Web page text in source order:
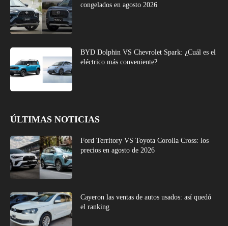
congelados en agosto 2026
BYD Dolphin VS Chevrolet Spark: ¿Cuál es el
eléctrico más conveniente?
ÚLTIMAS NOTICIAS
Ford Territory VS Toyota Corolla Cross: los
precios en agosto de 2026
Cayeron las ventas de autos usados: así quedó
el ranking